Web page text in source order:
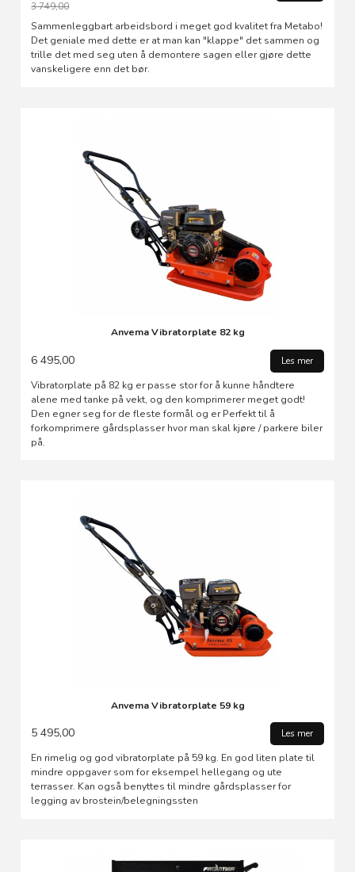
3 749,00
Rabatt
Sammenleggbart arbeidsbord i meget god kvalitet fra Metabo!
Det geniale med dette er at man kan "klappe" det sammen og
trille det med seg uten å demontere sagen eller gjøre dette
vanskeligere enn det bør.
Anvema Vibratorplate 82 kg
6 495,00 Les mer
Vibratorplate på 82 kg er passe stor for å kunne håndtere
alene med tanke på vekt, og den komprimerer meget godt!
Den egner seg for de fleste formål og er Perfekt til å
forkomprimere gårdsplasser hvor man skal kjøre / parkere biler
på.
Anvema Vibratorplate 59 kg
5 495,00 Les mer
En rimelig og god vibratorplate på 59 kg. En god liten plate til
mindre oppgaver som for eksempel hellegang og ute
terrasser. Kan også benyttes til mindre gårdsplasser for
legging av brostein/belegningssten